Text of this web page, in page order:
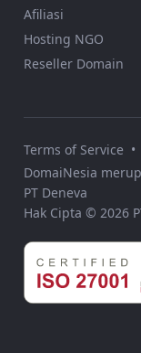
Afiliasi
Hosting NGO
Reseller Domain
Terms of Service •
DomaiNesia
PT Deneva
Hak Cipta © 2026